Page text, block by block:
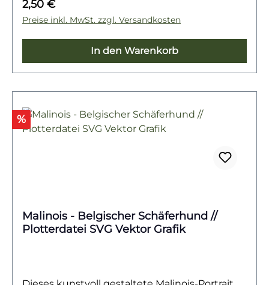
besonders flexibel und sorgt für eine
eindrucksvolle Wirkung ohne überladene
Regulärer Preis:
2,50 €
Preise inkl. MwSt. zzgl. Versandkosten
In den Warenkorb
Rabatt
%
Malinois - Belgischer Schäferhund //
Plotterdatei SVG Vektor Grafik